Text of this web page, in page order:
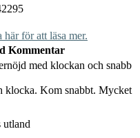
för att läsa mer.
Kommentar
med klockan och snabb
klocka. Kom snabbt. Mycket
utland